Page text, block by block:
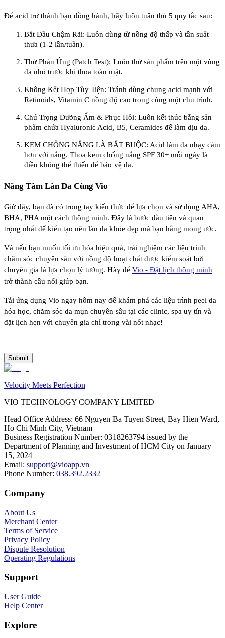
Để acid trở thành bạn đồng hành, hãy luôn tuân thủ 5 quy tắc sau:
Bắt Đầu Chậm Rãi: Luôn dùng từ nồng độ thấp và tần suất
thưa (1-2 lần/tuần).
Thử Phản Ứng (Patch Test): Luôn thử sản phẩm trên một vùng
da nhỏ trước khi thoa toàn mặt.
Không Kết Hợp Tùy Tiện: Tránh dùng chung acid mạnh với
Retinoids, Vitamin C nồng độ cao trong cùng một chu trình.
Chú Trọng Dưỡng Ẩm & Phục Hồi: Luôn kết thúc bằng sản
phẩm chứa Hyaluronic Acid, B5, Ceramides để làm dịu da.
KEM CHỐNG NẮNG LÀ BẮT BUỘC: Acid làm da nhạy cảm
hơn với nắng. Thoa kem chống nắng SPF 30+ mỗi ngày là
điều không thể thiếu để bảo vệ da.
Nâng Tầm Làn Da Cùng Vio
Giờ đây, bạn đã có trong tay kiến thức để lựa chọn và sử dụng AHA,
BHA, PHA một cách thông minh. Đây là bước đầu tiên và quan
trọng nhất để kiến tạo nên làn da khỏe đẹp mà bạn hằng mong ước.
Và nếu bạn muốn tối ưu hóa hiệu quả, trải nghiệm các liệu trình
chăm sóc chuyên sâu với nồng độ hoạt chất được kiểm soát bởi
chuyên gia là lựa chọn lý tưởng. Hãy để Vio - Đặt lịch thông minh
trở thành cầu nối giúp bạn.
Tải ứng dụng Vio ngay hôm nay để khám phá các liệu trình peel da
hóa học, chăm sóc da mụn chuyên sâu tại các clinic, spa uy tín và
đặt lịch hẹn với chuyên gia chỉ trong vài nốt nhạc!
Submit
Velocity Meets Perfection
VIO TECHNOLOGY COMPANY LIMITED
Head Office Address: 66 Nguyen Ba Tuyen Street, Bay Hien Ward,
Ho Chi Minh City, Vietnam
Business Registration Number: 0318263794 issued by the
Department of Planning and Investment of HCM City on January
15, 2024
Email: support@vioapp.vn
Phone Number: 038.392.2332
Company
About Us
Merchant Center
Terms of Service
Privacy Policy
Dispute Resolution
Operating Regulations
Support
User Guide
Help Center
Explore